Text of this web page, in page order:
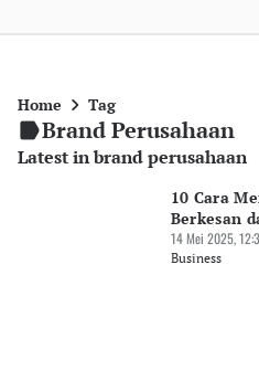
Home Tag
Brand Perusahaan
Latest in brand perusahaan
10 Cara
Berkesan
14 Mei 2025,
Business